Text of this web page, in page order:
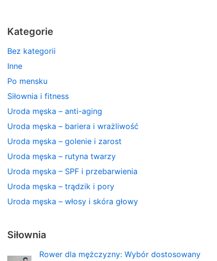
Kategorie
Bez kategorii
Inne
Po mensku
Siłownia i fitness
Uroda męska – anti-aging
Uroda męska – bariera i wrażliwość
Uroda męska – golenie i zarost
Uroda męska – rutyna twarzy
Uroda męska – SPF i przebarwienia
Uroda męska – trądzik i pory
Uroda męska – włosy i skóra głowy
Siłownia
Rower dla mężczyzny: Wybór dostosowany